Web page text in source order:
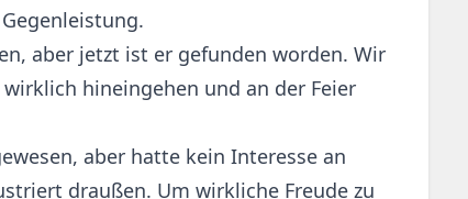
aber jetzt ist er gefunden worden. Wir
hineingehen und an der Feier
aber hatte kein Interesse an
draußen. Um wirkliche Freude zu